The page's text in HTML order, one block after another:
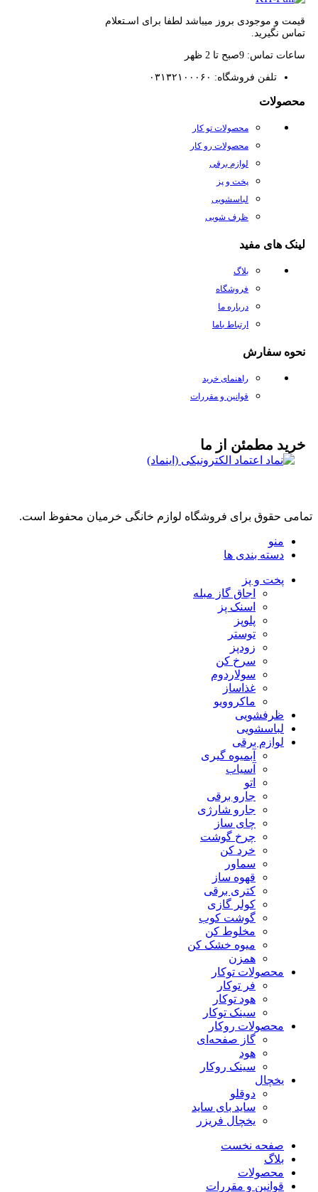
قیمت و موجودی بروز میباشد لطفا برای اسـتعلام
تماس نگیرید.
ساعات تماس: 9صبح تا 2 ظهر
تلفن فروشگاه: ۰۳۱۳۲۱۰۰۰۶۰
محصولات
محصولات تو کار
محصولات رو کار
لوازم برقی
پخت و پز
لباسشویی
ظرف شویی
لینک های مفید
بلاگ
فروشگاه
درباره ما
ارتباط باما
نحوه سفارش
راهنمای خرید
قوانین و مقررات
خرید مطمئن از ما
تمامی حقوق برای فروشگاه لوازم خانگی خرمیان محفوظ است.
منو
دسته بندی ها
پخت و پز
اجاق گاز مبله
اسنک پز
پلوپز
توستر
زودپز
سرخ کن
سولاردوم
غذاساز
ماکروویو
ظرفشویی
لباسشویی
لوازم برقی
آبمیوه گیری
آسیاب
اتو
جارو برقی
جارو شارژی
چای ساز
چرخ گوشت
خرد کن
سماور
قهوه ساز
کتری برقی
کولر گازی
گوشت کوب
مخلوط کن
میوه خشک کن
همزن
محصولات توکار
فر توکار
هود توکار
سینک توکار
محصولات روکار
گاز صفحه‌ای
هود
سینک روکار
یخچال
دوقلو
ساید بای ساید
یخچال فریزر
صفحه نخست
بلاگ
محصولات
قوانین و مقررات